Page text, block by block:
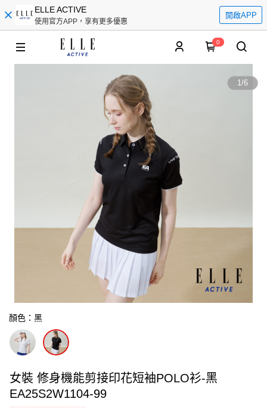
ELLE ACTIVE
使用官方APP，享有更多優惠
開啟APP
0
1/6
顏色：黑
女裝 修身機能剪接印花短袖POLO衫-黑
EA25S2W1104-99